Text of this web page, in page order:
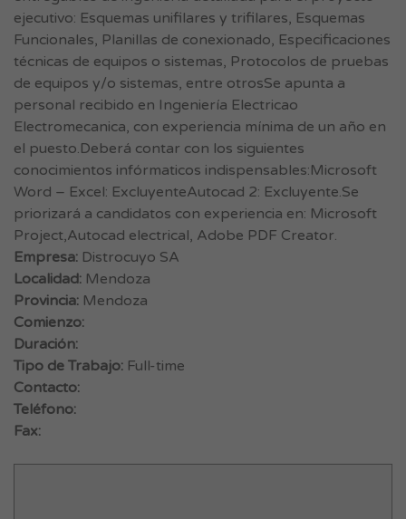
ejecutivo: Esquemas unifilares y trifilares, Esquemas
Funcionales, Planillas de conexionado, Especificaciones
técnicas de equipos o sistemas, Protocolos de pruebas
de equipos y/o sistemas, entre otrosSe apunta a
personal recibido en Ingeniería Electricao
Electromecanica, con experiencia mínima de un año en
el puesto.Deberá contar con los siguientes
conocimientos infórmaticos indispensables:Microsoft
Word – Excel: ExcluyenteAutocad 2: Excluyente.Se
priorizará a candidatos con experiencia en: Microsoft
Project,Autocad electrical, Adobe PDF Creator.
Empresa: Distrocuyo SA
Localidad: Mendoza
Provincia: Mendoza
Comienzo:
Duración:
Tipo de Trabajo: Full-time
Contacto:
Teléfono:
Fax: